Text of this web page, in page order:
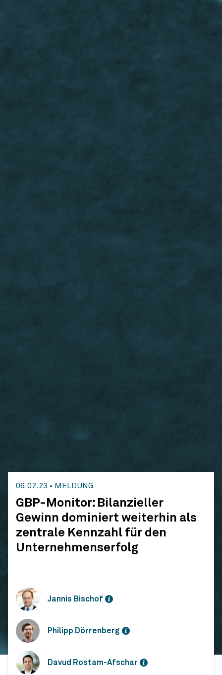
06.02.23 • MELDUNG
GBP-Monitor: Bilanzieller
Gewinn dominiert weiterhin als
zentrale Kennzahl für den
Unternehmenserfolg
Jannis Bischof
Philipp Dörrenberg
Davud Rostam-Afschar